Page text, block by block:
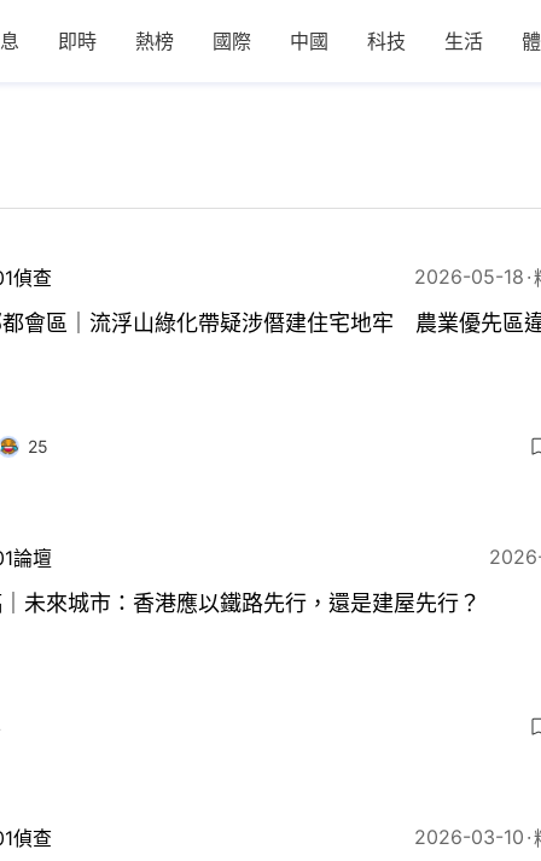
即時 熱榜 國際 中國 科技 生活
偵查 2026-05-18
會區｜流浮山綠化帶疑涉僭建住宅地牢 農業優先區
25
論壇
未來城市：香港應以鐵路先行，還是建屋先行？
偵查 2026-03-10